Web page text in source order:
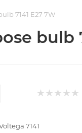
7141 E27 7W
bulb
7141